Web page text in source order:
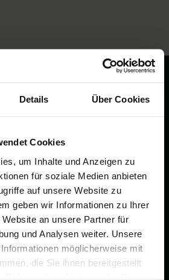
Details Über Cookies
Cookies
um Inhalte und Anzeigen zu
für soziale Medien anbieten
auf unsere Website zu
geben wir Informationen zu Ihrer
an unsere Partner für
und Analysen weiter. Unsere
möglicherweise mit
die Sie ihnen bereitgestellt
rund
lassen
FÜR BESTATTER
Online-Portal